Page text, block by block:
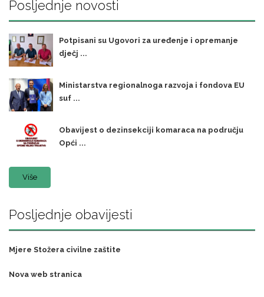
Posljednje novosti
Potpisani su Ugovori za uređenje i opremanje
dječj ...
Ministarstva regionalnoga razvoja i fondova EU
suf ...
Obavijest o dezinsekciji komaraca na području
Opći ...
Više
Posljednje obavijesti
Mjere Stožera civilne zaštite
Nova web stranica